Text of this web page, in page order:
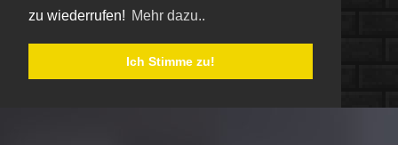
zu wiederrufen! Mehr dazu..
Ich Stimme zu!